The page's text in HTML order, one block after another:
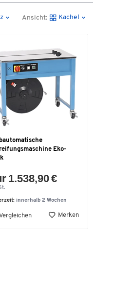
Ansicht: Kachel
Eko-
1.538,90 €
innerhalb 2 Wochen
Merken